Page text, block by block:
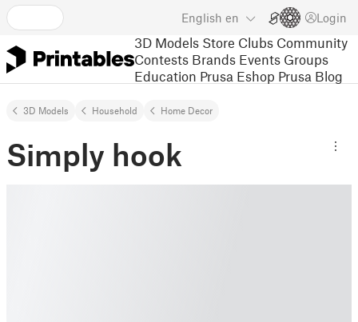
English en Login
3D Models Store Clubs Community
Contests Brands Events Groups
Education Prusa Eshop Prusa Blog
3D Models Household Home Decor
Simply hook